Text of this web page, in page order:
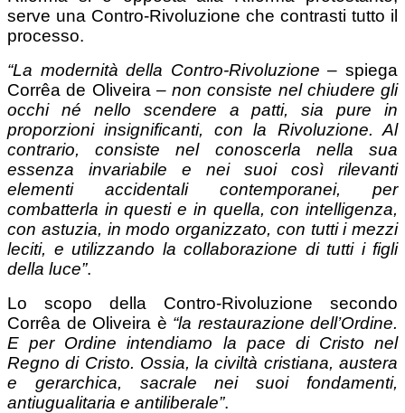
serve una Contro-Rivoluzione che contrasti tutto il
processo.
“La modernità della Contro-Rivoluzione – spiega
Corrêa de Oliveira – non consiste nel chiudere gli
occhi né nello scendere a patti, sia pure in
proporzioni insignificanti, con la Rivoluzione. Al
contrario, consiste nel conoscerla nella sua
essenza invariabile e nei suoi così rilevanti
elementi accidentali contemporanei, per
combatterla in questi e in quella, con intelligenza,
con astuzia, in modo organizzato, con tutti i mezzi
leciti, e utilizzando la collaborazione di tutti i figli
della luce”.
Lo scopo della Contro-Rivoluzione secondo
Corrêa de Oliveira è “la restaurazione dell’Ordine.
E per Ordine intendiamo la pace di Cristo nel
Regno di Cristo. Ossia, la civiltà cristiana, austera
e gerarchica, sacrale nei suoi fondamenti,
antiugualitaria e antiliberale”.